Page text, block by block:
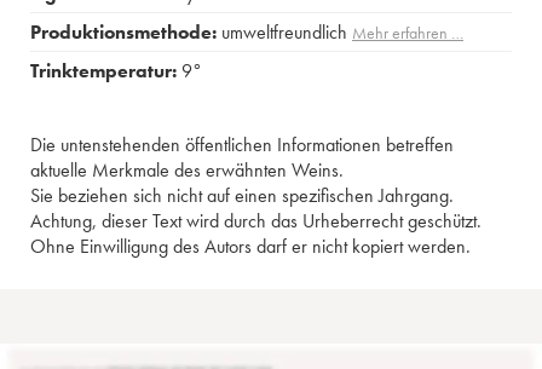
Produktionsmethode: umweltfreundlich Mehr erfahren …
Trinktemperatur: 9°
Die untenstehenden öffentlichen Informationen betreffen
aktuelle Merkmale des erwähnten Weins.
Sie beziehen sich nicht auf einen spezifischen Jahrgang.
Achtung, dieser Text wird durch das Urheberrecht geschützt.
Ohne Einwilligung des Autors darf er nicht kopiert werden.